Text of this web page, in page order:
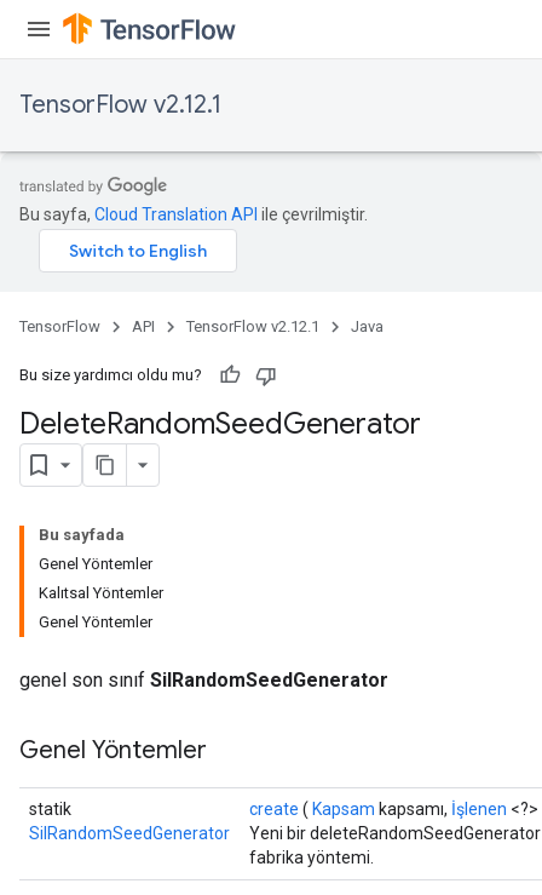
TensorFlow v2.12.1
Bu sayfa, Cloud Translation API ile çevrilmiştir.
TensorFlow API TensorFlow v2.12.1 Java
Bu size yardımcı oldu mu?
DeleteRandomSeedGenerator
Bu sayfada
Genel Yöntemler
Kalıtsal Yöntemler
Genel Yöntemler
genel son sınıf SilRandomSeedGenerator
Genel Yöntemler
statik
SilRandomSeedGenerator
create ( Kapsam kapsamı, İşlenen
Yeni bir
fabrika yöntemi.